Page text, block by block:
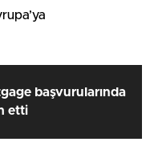
başvurularında
etti